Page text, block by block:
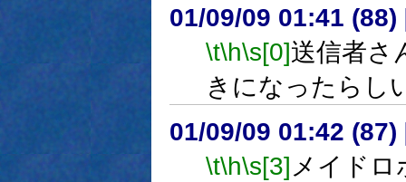
01/09/09 01:41 (88)
\t\h\s[0]送信者さ
きになったらし
01/09/09 01:42 (87)
\t\h\s[3] メイド